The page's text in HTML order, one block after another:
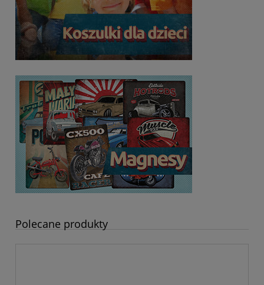
Polecane produkty